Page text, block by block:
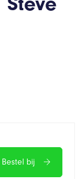
Bestel bij